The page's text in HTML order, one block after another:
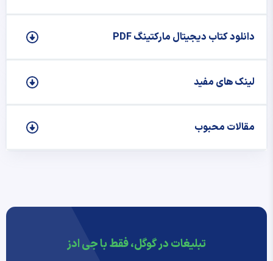
دانلود کتاب دیجیتال مارکتینگ PDF
لینک های مفید
مقالات محبوب
تبلیغات در گوگل، فقط با جی ادز